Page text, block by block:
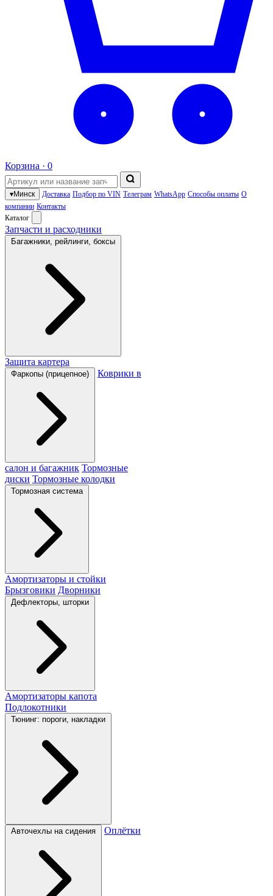
Корзина · 0
▾Минск Доставка Подбор по VIN Телеграм WhatsApp Способы оплаты О
компании Контакты
Каталог
Запчасти и расходники
Багажники, рейлинги, боксы
Защита картера
Фаркопы (прицепное) Коврики в
салон и багажник Тормозные
диски Тормозные колодки
Тормозная система
Амортизаторы и стойки
Брызговики Дворники
Дефлекторы, шторки
Амортизаторы капота
Подлокотники
Тюнинг: пороги, накладки
Авточехлы на сидения Оплётки